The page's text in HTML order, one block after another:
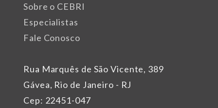
Rua Marquês de São Vicente, 389
Gávea, Rio de Janeiro - RJ
Cep: 22451-047
Sobre o CEBRI
Especialistas
Fale Conosco